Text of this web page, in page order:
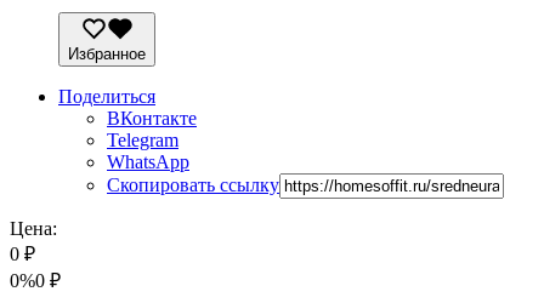
Избранное
Поделиться
ВКонтакте
Telegram
WhatsApp
Скопировать ссылку
Цена:
0 ₽
0%0 ₽